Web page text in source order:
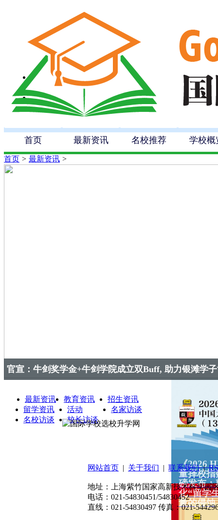
首页 最新资讯 名校推荐 学校概
首页 > 最新资讯 >
“牛剑收割机”蝉联18年后易主， 最新榜首花落谁家？
《2026
量择校指
磅发布
化“留学
量的侵蚀
最新资讯 教育资讯
招生资讯
留学资讯
活动
名家访谈
名校访谈
校长访谈
网站首页 | 关于我们 | 联系我们|
地址：上海紫竹国家高新技术科学园
电话：021-54830451/54830452
直线：021-54830497 传真：021-